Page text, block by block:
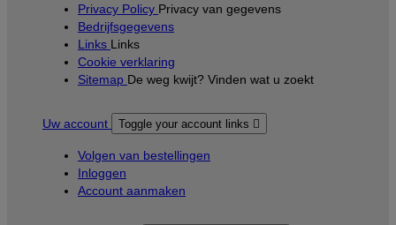
Privacy Policy Privacy van gegevens
Bedrijfsgegevens
Links Links
Cookie verklaring
Sitemap De weg kwijt? Vinden wat u zoekt
Uw account Toggle your account links 
Volgen van bestellingen
Inloggen
Account aanmaken